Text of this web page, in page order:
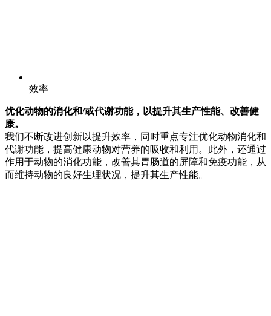
效率
优化动物的消化和/或代谢功能，以提升其生产性能、改善健
康。
我们不断改进创新以提升效率，同时重点专注优化动物消化和
代谢功能，提高健康动物对营养的吸收和利用。此外，还通过
作用于动物的消化功能，改善其胃肠道的屏障和免疫功能，从
而维持动物的良好生理状况，提升其生产性能。